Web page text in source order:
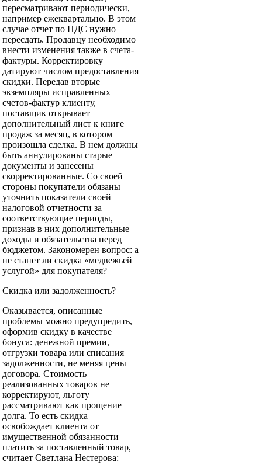
пересматривают периодически,
например ежеквартально. В этом
случае отчет по НДС нужно
пересдать. Продавцу необходимо
внести изменения также в счета-
фактуры. Корректировку
датируют числом предоставления
скидки. Передав вторые
экземпляры исправленных
счетов-фактур клиенту,
поставщик открывает
дополнительный лист к книге
продаж за месяц, в котором
произошла сделка. В нем должны
быть аннулированы старые
документы и занесены
скорректированные. Со своей
стороны покупатели обязаны
уточнить показатели своей
налоговой отчетности за
соответствующие периоды,
признав в них дополнительные
доходы и обязательства перед
бюджетом. Закономерен вопрос: а
не станет ли скидка «медвежьей
услугой» для покупателя?
Скидка или задолженность?
Оказывается, описанные
проблемы можно предупредить,
оформив скидку в качестве
бонуса: денежной премии,
отгрузки товара или списания
задолженности, не меняя цены
договора. Стоимость
реализованных товаров не
корректируют, льготу
рассматривают как прощение
долга. То есть скидка
освобождает клиента от
имущественной обязанности
платить за поставленный товар,
считает Светлана Нестерова: